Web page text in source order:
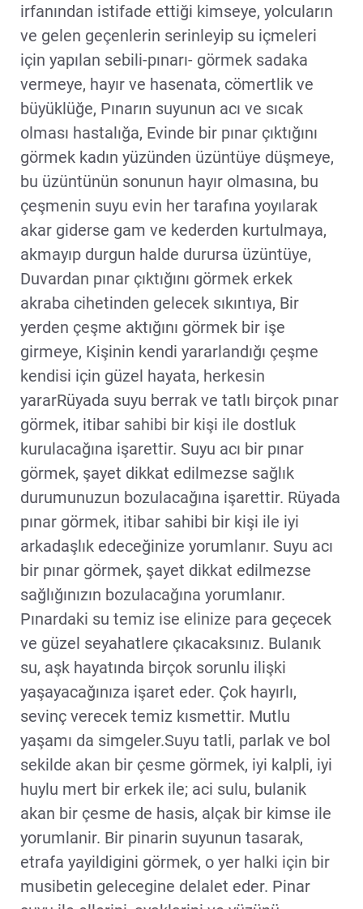
irfanından istifade ettiği kimseye, yolcuların
ve gelen geçenlerin serinleyip su içmeleri
için yapılan sebili-pınarı- görmek sadaka
vermeye, hayır ve hasenata, cömertlik ve
büyüklüğe, Pınarın suyunun acı ve sıcak
olması hastalığa, Evinde bir pınar çıktığını
görmek kadın yüzünden üzüntüye düşmeye,
bu üzüntünün sonunun hayır olmasına, bu
çeşmenin suyu evin her tarafına yoyılarak
akar giderse gam ve kederden kurtulmaya,
akmayıp durgun halde durursa üzüntüye,
Duvardan pınar çıktığını görmek erkek
akraba cihetinden gelecek sıkıntıya, Bir
yerden çeşme aktığını görmek bir işe
girmeye, Kişinin kendi yararlandığı çeşme
kendisi için güzel hayata, herkesin
yararRüyada suyu berrak ve tatlı birçok pınar
görmek, itibar sahibi bir kişi ile dostluk
kurulacağına işarettir. Suyu acı bir pınar
görmek, şayet dikkat edilmezse sağlık
durumunuzun bozulacağına işarettir. Rüyada
pınar görmek, itibar sahibi bir kişi ile iyi
arkadaşlık edeceğinize yorumlanır. Suyu acı
bir pınar görmek, şayet dikkat edilmezse
sağlığınızın bozulacağına yorumlanır.
Pınardaki su temiz ise elinize para geçecek
ve güzel seyahatlere çıkacaksınız. Bulanık
su, aşk hayatında birçok sorunlu ilişki
yaşayacağınıza işaret eder. Çok hayırlı,
sevinç verecek temiz kısmettir. Mutlu
yaşamı da simgeler.Suyu tatli, parlak ve bol
sekilde akan bir çesme görmek, iyi kalpli, iyi
huylu mert bir erkek ile; aci sulu, bulanik
akan bir çesme de hasis, alçak bir kimse ile
yorumlanir. Bir pinarin suyunun tasarak,
etrafa yayildigini görmek, o yer halki için bir
musibetin gelecegine delalet eder. Pinar